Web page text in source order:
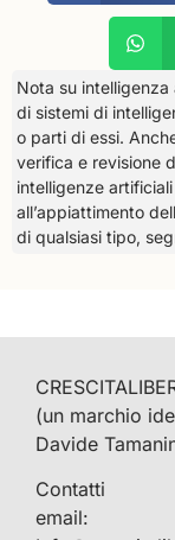
Nota su
di sistemi di
o parti di essi.
verifica e revisione
intelligenze
all’appiattimento
di qualsiasi tipo,
(un marchio
Davide
Contatti
email: